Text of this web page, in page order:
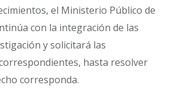
el Ministerio Público de
con la integración de las
y solicitará las
hasta resolver
corresponda.